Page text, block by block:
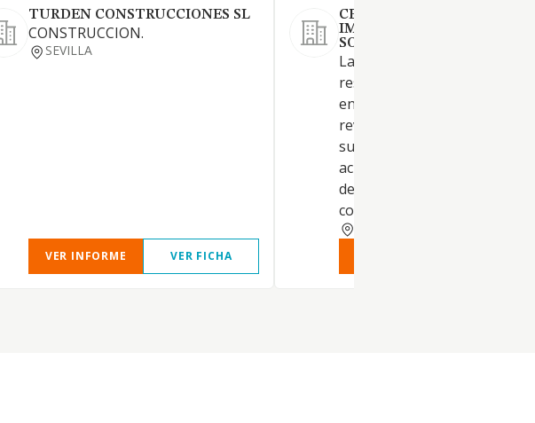
TURDEN CONSTRUCCIONES SL
CONSTRUCCION.
SEVILLA
VER INFORME VER FICHA
CECOSUR
IMPERMEABILIZACIONES
SOCIEDAD LIMITADA.
La construcción de edificios
residenciales. Otras
en obras de construcción. El
revocamiento. El
suelos y paredes. La pintura
acristalamiento. La
de cubiertas. Otras
construcción especializada